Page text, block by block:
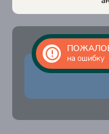
19
20
21
на ошибку